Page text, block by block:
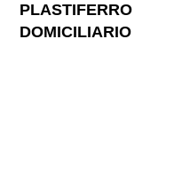
PLASTIFERRO
DOMICILIARIO